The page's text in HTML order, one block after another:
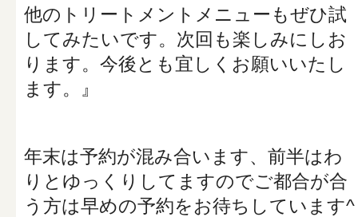
他のトリートメントメニューもぜひ試
してみたいです。次回も楽しみにしお
ります。今後とも宜しくお願いいたし
ます。』
年末は予約が混み合います、前半はわ
りとゆっくりしてますのでご都合が合
う方は早めの予約をお待ちしています^